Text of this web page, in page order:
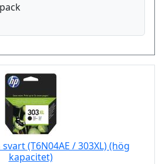
(T6N04AE / 303XL) (hög
kapacitet)